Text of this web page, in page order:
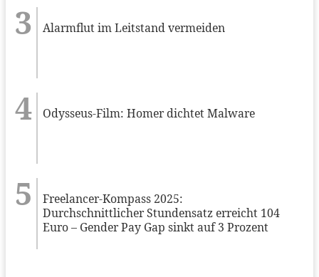
Alarmflut im Leitstand vermeiden
Odysseus-Film: Homer dichtet Malware
Freelancer-Kompass 2025:
Durchschnittlicher Stundensatz erreicht 104
Euro – Gender Pay Gap sinkt auf 3 Prozent